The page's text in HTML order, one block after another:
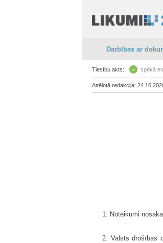
Darbības ar
Tiesību akts: spēkā
Attēlotā redakcija:
1. Noteikumi
2. Valsts drošības